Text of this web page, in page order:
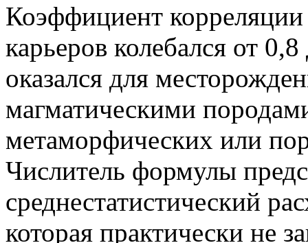
Коэффициент корреляции
карьеров колебался от
оказался для
магматическими
метаморфических или
Числитель формулы
среднестатистический
которая практически не